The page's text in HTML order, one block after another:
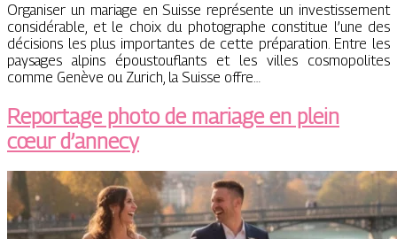
Organiser un mariage en Suisse représente un investissement
considérable, et le choix du photographe constitue l’une des
décisions les plus importantes de cette préparation. Entre les
paysages alpins époustouflants et les villes cosmopolites
comme Genève ou Zurich, la Suisse offre…
Reportage photo de mariage en plein
cœur d’annecy